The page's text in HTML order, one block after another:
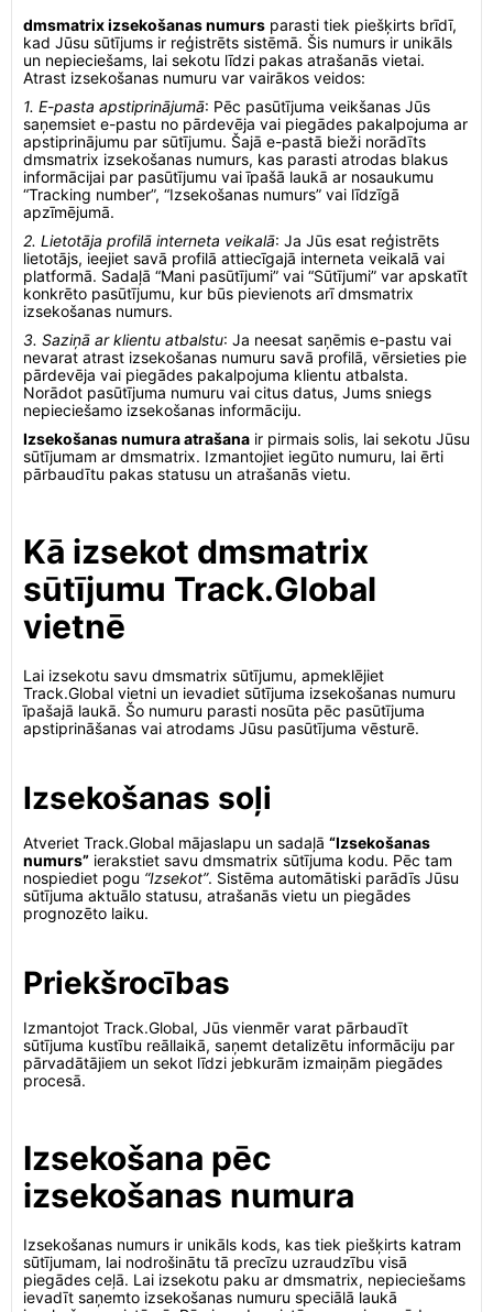
dmsmatrix izsekošanas numurs parasti tiek piešķirts brīdī,
kad Jūsu sūtījums ir reģistrēts sistēmā. Šis numurs ir unikāls
un nepieciešams, lai sekotu līdzi pakas atrašanās vietai.
Atrast izsekošanas numuru var vairākos veidos:
1. E-pasta apstiprinājumā: Pēc pasūtījuma veikšanas Jūs
saņemsiet e-pastu no pārdevēja vai piegādes pakalpojuma ar
apstiprinājumu par sūtījumu. Šajā e-pastā bieži norādīts
dmsmatrix izsekošanas numurs, kas parasti atrodas blakus
informācijai par pasūtījumu vai īpašā laukā ar nosaukumu
“Tracking number”, “Izsekošanas numurs” vai līdzīgā
apzīmējumā.
2. Lietotāja profilā interneta veikalā: Ja Jūs esat reģistrēts
lietotājs, ieejiet savā profilā attiecīgajā interneta veikalā vai
platformā. Sadaļā “Mani pasūtījumi” vai “Sūtījumi” var apskatīt
konkrēto pasūtījumu, kur būs pievienots arī dmsmatrix
izsekošanas numurs.
3. Saziņā ar klientu atbalstu: Ja neesat saņēmis e-pastu vai
nevarat atrast izsekošanas numuru savā profilā, vērsieties pie
pārdevēja vai piegādes pakalpojuma klientu atbalsta.
Norādot pasūtījuma numuru vai citus datus, Jums sniegs
nepieciešamo izsekošanas informāciju.
Izsekošanas numura atrašana ir pirmais solis, lai sekotu Jūsu
sūtījumam ar dmsmatrix. Izmantojiet iegūto numuru, lai ērti
pārbaudītu pakas statusu un atrašanās vietu.
Kā izsekot dmsmatrix
sūtījumu Track.Global
vietnē
Lai izsekotu savu dmsmatrix sūtījumu, apmeklējiet
Track.Global vietni un ievadiet sūtījuma izsekošanas numuru
īpašajā laukā. Šo numuru parasti nosūta pēc pasūtījuma
apstiprināšanas vai atrodams Jūsu pasūtījuma vēsturē.
Izsekošanas soļi
Atveriet Track.Global mājaslapu un sadaļā “Izsekošanas
numurs” ierakstiet savu dmsmatrix sūtījuma kodu. Pēc tam
nospiediet pogu “Izsekot”. Sistēma automātiski parādīs Jūsu
sūtījuma aktuālo statusu, atrašanās vietu un piegādes
prognozēto laiku.
Priekšrocības
Izmantojot Track.Global, Jūs vienmēr varat pārbaudīt
sūtījuma kustību reāllaikā, saņemt detalizētu informāciju par
pārvadātājiem un sekot līdzi jebkurām izmaiņām piegādes
procesā.
Izsekošana pēc
izsekošanas numura
Izsekošanas numurs ir unikāls kods, kas tiek piešķirts katram
sūtījumam, lai nodrošinātu tā precīzu uzraudzību visā
piegādes ceļā. Lai izsekotu paku ar dmsmatrix, nepieciešams
ievadīt saņemto izsekošanas numuru speciālā laukā